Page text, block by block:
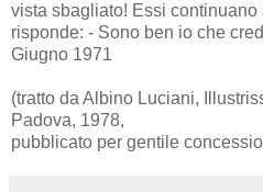
vista sbagliato! Essi
risponde: - Sono ben io che
Giugno 1971
(tratto da Albino Luciani,
Padova, 1978,
pubblicato per gentile